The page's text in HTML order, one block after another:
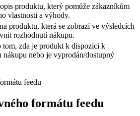
produktu, který pomůže zákazníkům
vlastnosti a výhody.
produktu, která se zobrazí ve výsledcích
rozhodnutí nákupu.
tom, zda je produkt k dispozici k
nákupu nebo je vyprodán/dostupný
formátu feedu